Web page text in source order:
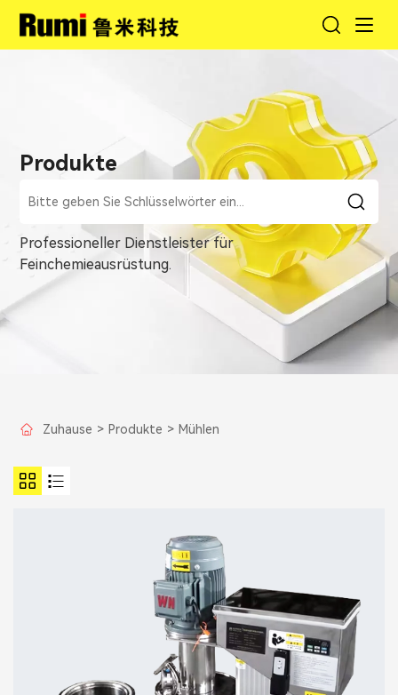
Produkte
Professioneller Dienstleister für
Feinchemieausrüstung.
Zuhause > Produkte > Mühlen